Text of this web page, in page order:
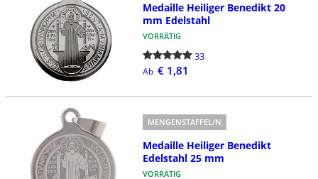
Medaille Heiliger Benedikt 20
mm Edelstahl
VORRÄTIG
33
Ab € 1,81
MENGENSTAFFEL/N
Medaille Heiliger Benedikt
Edelstahl 25 mm
VORRÄTIG